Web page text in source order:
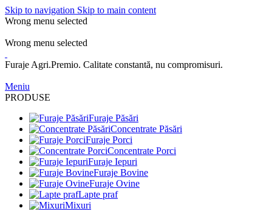
Skip to navigation Skip to main content
Wrong menu selected
Wrong menu selected
Furaje Agri.Premio. Calitate constantă, nu compromisuri.
Meniu
PRODUSE
Furaje Păsări
Concentrate Păsări
Furaje Porci
Concentrate Porci
Furaje Iepuri
Furaje Bovine
Furaje Ovine
Lapte praf
Mixuri